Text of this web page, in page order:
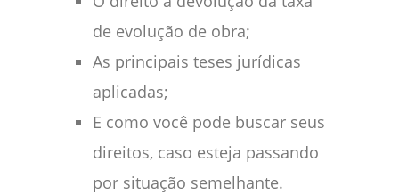
de evolução de obra;
As principais teses jurídicas
aplicadas;
E como você pode buscar seus
direitos, caso esteja passando
por situação semelhante.